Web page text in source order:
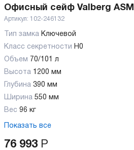
Офисный сейф Valberg
Артикул: 102-246132
Тип замка Ключевой
Класс секретности H0
Объем 70/101 л
Высота 1200 мм
Глубина 390 мм
Ширина 550 мм
Вес 96 кг
Показать все
76 993 Р